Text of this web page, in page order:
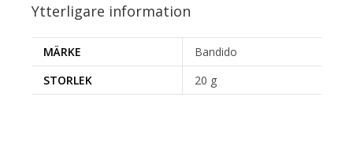
Ytterligare information
MÄRKE
Bandido
STORLEK
20 g